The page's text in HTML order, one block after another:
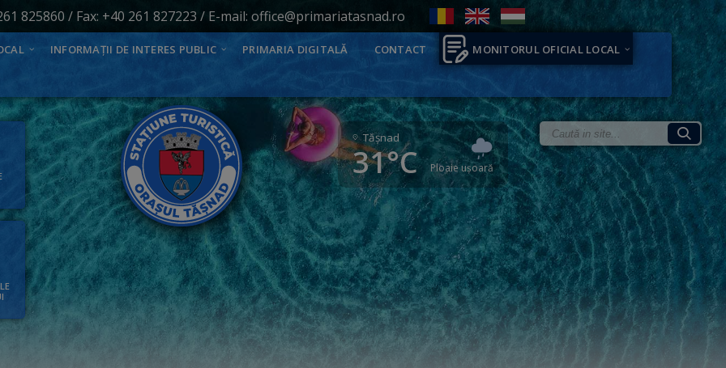
825860 / Fax: +40 261 827223 / E-mail: office@primariatasnad.ro
INFORMAȚII DE INTERES PUBLIC PRIMARIA DIGITALĂ CONTACT MONITORUL OFICIAL LOCAL
Tăşnad
31°C Ploaie ușoară